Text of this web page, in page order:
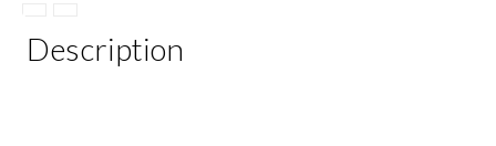
Description